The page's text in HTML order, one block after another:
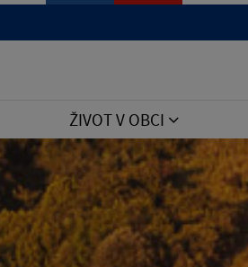
ŽIVOT V OBCI